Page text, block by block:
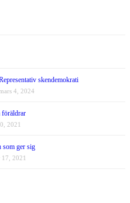
skendemokrati
4, 2024
föräldrar
2021
som ger sig
17, 2021